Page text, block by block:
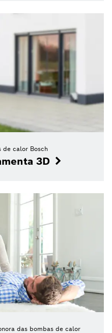
de calor Bosch
3D
das bombas de calor